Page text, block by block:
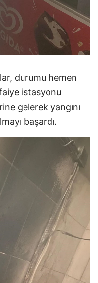
durumu hemen
istasyonu
gelerek yangını
başardı.